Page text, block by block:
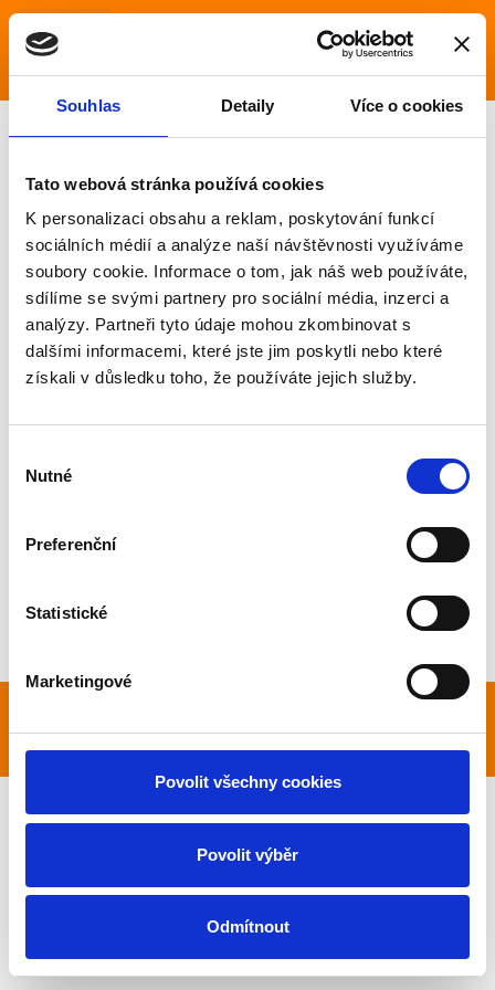
Souhlas Detaily Více o cookies
Tato webová stránka používá cookies
K personalizaci obsahu a reklam, poskytování funkcí
sociálních médií a analýze naší návštěvnosti využíváme
soubory cookie. Informace o tom, jak náš web používáte,
sdílíme se svými partnery pro sociální média, inzerci a
analýzy. Partneři tyto údaje mohou zkombinovat s
dalšími informacemi, které jste jim poskytli nebo které
získali v důsledku toho, že používáte jejich služby.
souhlasu
Nutné
Preferenční
Statistické
Marketingové
Povolit všechny cookies
Povolit výběr
Odmítnout
Nášlapy na
schody
Zde najdete několik vzorů pro představu. Je možné
vyrobit i atypické velikosti a tvary z koberců podle
Vašeho výběru.
Vytvořeno naWebmium